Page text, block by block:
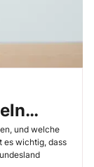
und welche
es wichtig, dass